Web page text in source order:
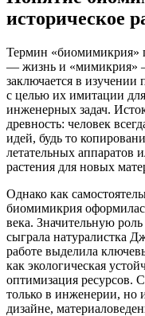
историческое
Термин «биомимикрия»
— жизнь и «мимикрия»
заключается в
с целью их имитации
инженерных задач.
древность: человек
идей, будь то
летательных аппаратов
растения для новых
Однако как
биомимикрия
века. Значительную
сыграла натуралистка
работе выделила
как экологическая
оптимизация ресурсов.
только в инженерии, но
дизайне,